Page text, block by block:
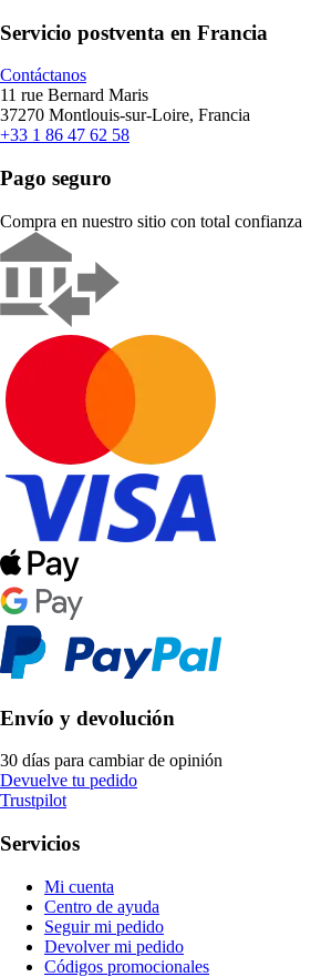
Servicio postventa en Francia
Contáctanos
11 rue Bernard Maris
37270 Montlouis-sur-Loire, Francia
+33 1 86 47 62 58
Pago seguro
Compra en nuestro sitio con total confianza
Envío y devolución
30 días para cambiar de opinión
Devuelve tu pedido
Trustpilot
Servicios
Mi cuenta
Centro de ayuda
Seguir mi pedido
Devolver mi pedido
Códigos promocionales